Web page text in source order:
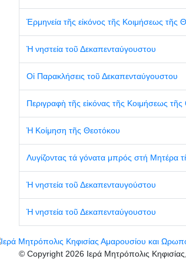
Ἑρμηνεία τῆς εἰκόνος τῆς Κοιμήσεως τῆς
Ἡ νηστεία τοῦ Δεκαπενταύγουστου
Οἱ Παρακλήσεις τοῦ Δεκαπενταύγουστου
Περιγραφὴ τῆς εἰκόνας τῆς Κοιμήσεως
Ἡ Κοίμηση τῆς Θεοτόκου
Λυγίζοντας τά γόνατα μπρός στή Μητέρα
Ἡ νηστεία τοῦ Δεκαπενταυγούστου
Ἡ νηστεία τοῦ Δεκαπενταύγουστου
© Copyright 2026 Ιερά Μητρόπολις